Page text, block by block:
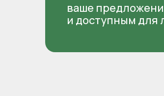
ваше
и доступным